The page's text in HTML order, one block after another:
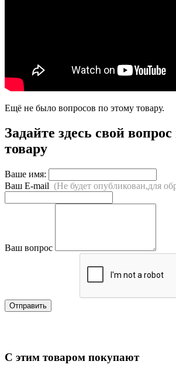
Ещё не было вопросов по этому товару.
Задайте здесь свой
товару
Ваше имя:
Ваш E-mail (Не будет опубликован,для
Ваш вопрос
Отправить
С этим товаром покупают